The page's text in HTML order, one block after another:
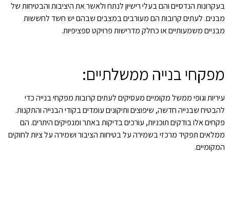
בעקרונות הנדסיים והם בעלי רישיון לנתח ולאשר את היציבות והבטיחות של
מבנים. לעתים קרובות הם מעורבים במצבים שבהם יש חשד לחששות
מבניים משמעותיים או כחלק מדרישות פרויקט ספציפיות.
מפקחי בנייה ממשלתיים:
עיריות וגופי ממשל מקומיים מעסיקים לעתים קרובות מפקחי בנייה כדי
להבטיח שבנייה חדשה, שיפוצים ותיקונים עומדים בקודי הבנייה והתקנות.
פקחים אלו בודקים תוכניות, עורכים בדיקות באתר ומנפיקים היתרים. הם
ממלאים תפקיד מרכזי בשמירה על בטיחות הציבור ושמירה על ציות לחוקים
המקומיים.